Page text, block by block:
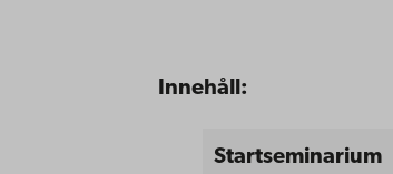
Innehåll:
Startseminarium